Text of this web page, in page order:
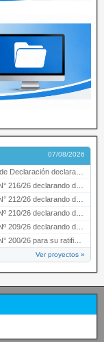
07/08/2026
interés provincial PRESIDENCI…
de interés provincial la labor …
de interés provincial el “50° A…
de interés provincial el proyec…
de interés provincial la presen…
26 para su ratificación.
Ver proyectos »